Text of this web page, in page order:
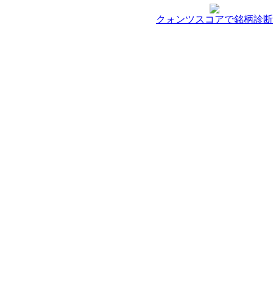
クォンツスコアで銘柄診断